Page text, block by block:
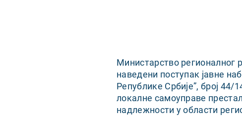
Министарство регионалног
наведени поступак јавне
Републике Србије”, број 44/
локалне самоуправе
надлежности у области